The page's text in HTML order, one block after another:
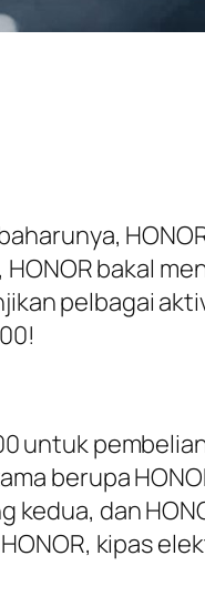
bakal
pelbagai
untuk
berupa
dan
kipas